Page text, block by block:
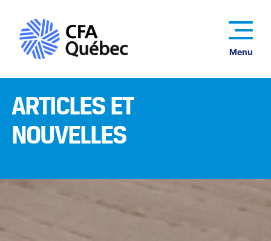
Menu
ARTICLES ET
NOUVELLES